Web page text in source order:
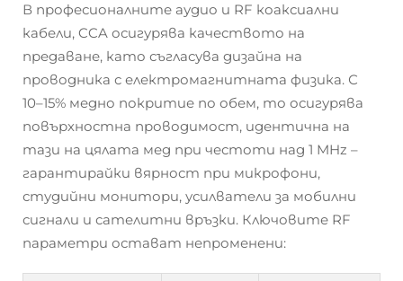
В професионалните аудио и RF коаксиални
кабели, CCA осигурява качеството на
предаване, като съгласува дизайна на
проводника с електромагнитната физика. С
10–15% медно покритие по обем, то осигурява
повърхностна проводимост, идентична на
тази на цялата мед при честоти над 1 MHz –
гарантирайки вярност при микрофони,
студийни монитори, усилватели за мобилни
сигнали и сателитни връзки. Ключовите RF
параметри остават непроменени: